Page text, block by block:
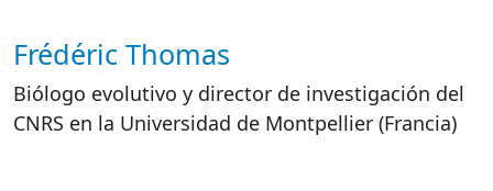
Autor/es reacciones
Frédéric Thomas
Biólogo evolutivo y director de investigación del
CNRS en la Universidad de Montpellier (Francia)